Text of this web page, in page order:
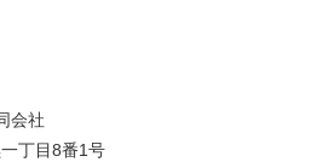
会社
目8番1号